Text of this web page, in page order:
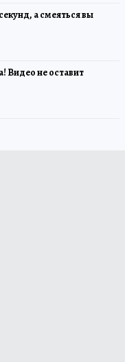
а смеяться вы
Видео не оставит